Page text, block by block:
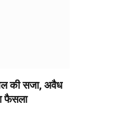
की सजा, अवैध
फैसला